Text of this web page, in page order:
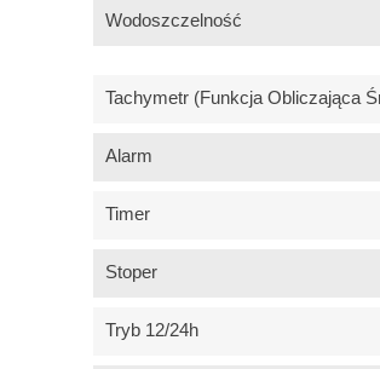
Wodoszczelność
Tachymetr (funkcja Obliczająca
Alarm
Timer
Stoper
Tryb 12/24h